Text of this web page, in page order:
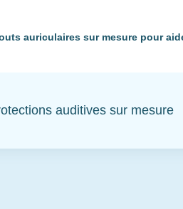
auriculaires sur mesure pour
auditives sur mesure